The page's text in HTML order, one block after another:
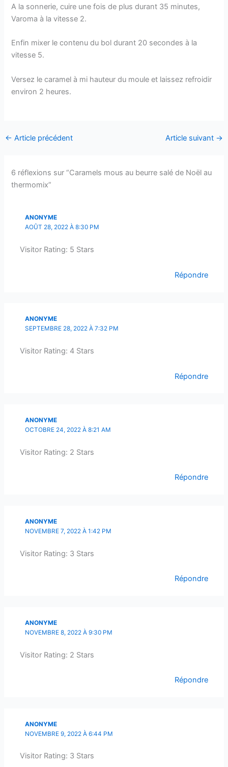
A la sonnerie, cuire une fois de plus durant 35 minutes,
Varoma à la vitesse 2.
Enfin mixer le contenu du bol durant 20 secondes à la
vitesse 5.
Versez le caramel à mi hauteur du moule et laissez refroidir
environ 2 heures.
← Article précédent Article suivant →
6 réflexions sur “Caramels mous au beurre salé de Noël au
thermomix”
ANONYME
AOÛT 28, 2022 À 8:30 PM
Visitor Rating: 5 Stars
Répondre
ANONYME
SEPTEMBRE 28, 2022 À 7:32 PM
Visitor Rating: 4 Stars
Répondre
ANONYME
OCTOBRE 24, 2022 À 8:21 AM
Visitor Rating: 2 Stars
Répondre
ANONYME
NOVEMBRE 7, 2022 À 1:42 PM
Visitor Rating: 3 Stars
Répondre
ANONYME
NOVEMBRE 8, 2022 À 9:30 PM
Visitor Rating: 2 Stars
Répondre
ANONYME
NOVEMBRE 9, 2022 À 6:44 PM
Visitor Rating: 3 Stars